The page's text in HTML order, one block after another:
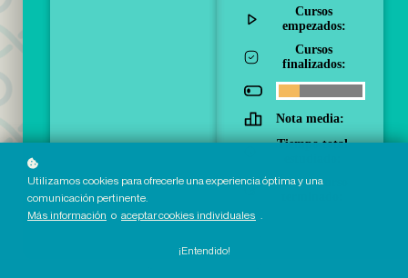
Cursos
empezados:
Cursos
finalizados:
Nota media:
Tiempo total
Último curso
Utilizamos cookies para ofrecerle una experiencia óptima y una
comunicación pertinente.
Más información o aceptar cookies individuales .
¡Entendido!